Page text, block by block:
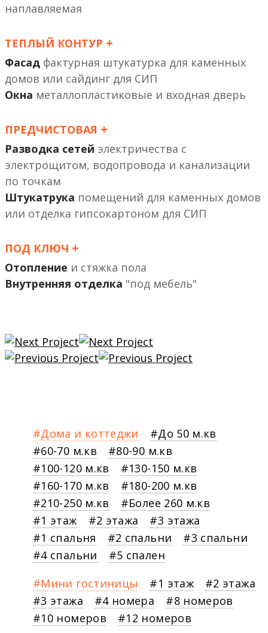
наплавляемая
ТЕПЛЫЙ КОНТУР +
Фасад фактурная штукатурка
или сайдинг
Окна металлопластиковые и входная дверь
ПРЕДЧИСТОВАЯ +
Разводка сетей электричества с
электрощитом, водопровода и канализации
по точкам
Штукатрука помещений
или отделка гипсокартоном
ПОД КЛЮЧ +
Отопление и стяжка пола
Внутренняя отделка "под мебель"
Дома и коттеджи
До 50 м.кв
60-70 м.кв
80-90 м.кв
100-120 м.кв
130-150 м.кв
160-170 м.кв
180-200 м.кв
210-250 м.кв
Более 260 м.кв
1 этаж
2 этажа
3 этажа
1 спальня
2 спальни
3 спальни
4 спальни
5 спален
Мини гостиницы
1 этаж
2 этажа
3 этажа
4 номера
8 номеров
10 номеров
12 номеров